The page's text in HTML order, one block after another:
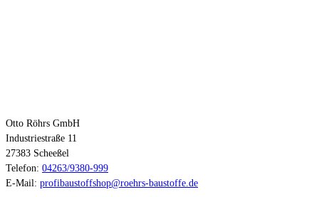
Otto Röhrs GmbH
Industriestraße 11
27383 Scheeßel
Telefon: 04263/9380-999
E-Mail: profibaustoffshop@roehrs-baustoffe.de